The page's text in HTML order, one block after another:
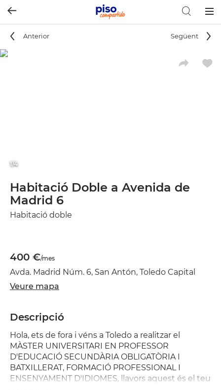
Anterior Següent
1/4
Habitació Doble a Avenida de
Madrid 6
Habitació doble
400 €/mes
Avda. Madrid Núm. 6, San Antón, Toledo Capital
Veure mapa
Descripció
Hola, ets de fora i véns a Toledo a realitzar el
MÀSTER UNIVERSITARI EN PROFESSOR
D'EDUCACIÓ SECUNDÀRIA OBLIGATÒRIA I
BATXILLERAT, FORMACIÓ PROFESSIONAL I
ENSENYAMENT D'IDIOMES, llavors aquest és el teu